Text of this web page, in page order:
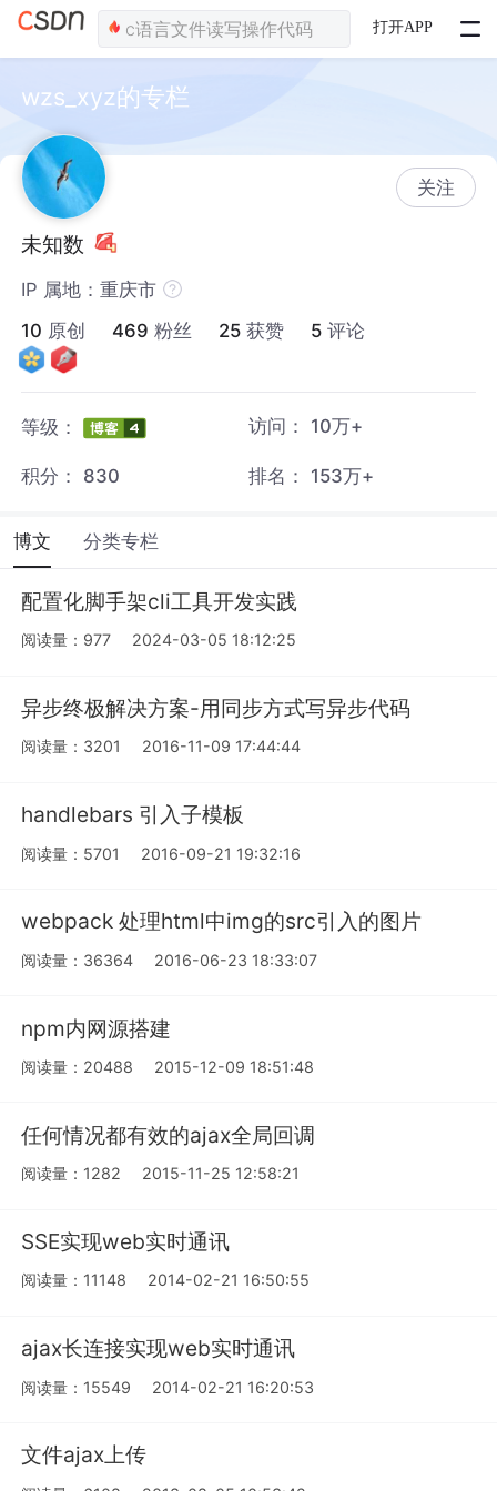
打开APP
wzs_xyz的专栏
关注
未知数
IP 属地：重庆市
10 原创 469 粉丝 25 获赞 5 评论
等级： 访问： 10万+
积分： 830 排名： 153万+
博文 分类专栏
配置化脚手架cli工具开发实践
阅读量：977 2024-03-05 18:12:25
异步终极解决方案-用同步方式写异步代码
阅读量：3201 2016-11-09 17:44:44
handlebars 引入子模板
阅读量：5701 2016-09-21 19:32:16
webpack 处理html中img的src引入的图片
阅读量：36364 2016-06-23 18:33:07
npm内网源搭建
阅读量：20488 2015-12-09 18:51:48
任何情况都有效的ajax全局回调
阅读量：1282 2015-11-25 12:58:21
SSE实现web实时通讯
阅读量：11148 2014-02-21 16:50:55
ajax长连接实现web实时通讯
阅读量：15549 2014-02-21 16:20:53
文件ajax上传